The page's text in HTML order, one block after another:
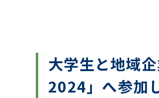
大学生と地域
2024」へ参加